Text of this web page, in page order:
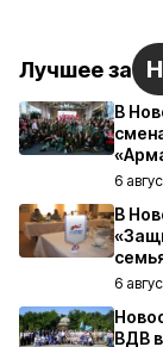
Лучшее за
В
6
В
6
ВДВ